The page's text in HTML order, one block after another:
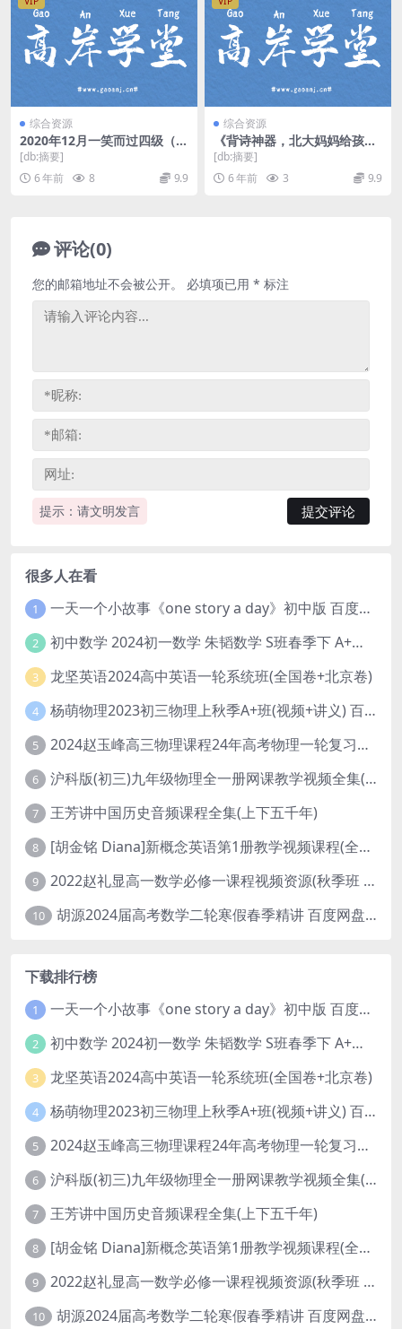
综合资源
2020年12月一笑而过四级（9.
56G高清视频）百度网盘
[db:摘要]
6 年前
8 9.9
综合资源
《背诗神器，北大妈妈给孩子
的110堂诗词课》MP3音频 百
度网盘
[db:摘要]
6 年前
3 9.9
评论(0)
提示：请文明发言
您的邮箱地址不会被公开。 必填项已用 * 标注
很多人在看
1 一天一个小故事《one story a day》初中版 百度网盘分享下载
2 初中数学 2024初一数学 朱韬数学 S班春季下 A+班春季下 百度云网盘
3 龙坚英语2024高中英语一轮系统班(全国卷+北京卷)
4 杨萌物理2023初三物理上秋季A+班(视频+讲义) 百度网盘分享
5 2024赵玉峰高三物理课程24年高考物理一轮复习网课教程
6 沪科版(初三)九年级物理全一册网课教学视频全集(录播版 杜春雨 66讲)
7 王芳讲中国历史音频课程全集(上下五千年)
8 [胡金铭 Diana]新概念英语第1册教学视频课程(全集 百度网盘下载)
9 2022赵礼显高一数学必修一课程视频资源(秋季班 含讲义)百度网盘云
10 胡源2024届高考数学二轮寒假春季精讲 百度网盘分享
下载排行榜
1 一天一个小故事《one story a day》初中版 百度网盘分享下载
2 初中数学 2024初一数学 朱韬数学 S班春季下 A+班春季下 百度云网盘
3 龙坚英语2024高中英语一轮系统班(全国卷+北京卷)
4 杨萌物理2023初三物理上秋季A+班(视频+讲义) 百度网盘分享
5 2024赵玉峰高三物理课程24年高考物理一轮复习网课教程
6 沪科版(初三)九年级物理全一册网课教学视频全集(录播版 杜春雨 66讲)
7 王芳讲中国历史音频课程全集(上下五千年)
8 [胡金铭 Diana]新概念英语第1册教学视频课程(全集 百度网盘下载)
9 2022赵礼显高一数学必修一课程视频资源(秋季班 含讲义)百度网盘云
10 胡源2024届高考数学二轮寒假春季精讲 百度网盘分享